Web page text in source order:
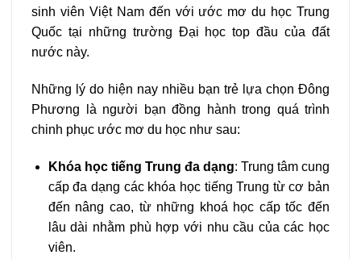
sinh viên Việt Nam đến với ước mơ du học Trung
Quốc tại những trường Đại học top đầu của đất
nước này.
Những lý do hiện nay nhiều bạn trẻ lựa chọn Đông
Phương là người bạn đồng hành trong quá trình
chinh phục ước mơ du học như sau:
Khóa học tiếng Trung đa dạng: Trung tâm cung
cấp đa dạng các khóa học tiếng Trung từ cơ bản
đến nâng cao, từ những khoá học cấp tốc đến
lâu dài nhằm phù hợp với nhu cầu của các học
viên.